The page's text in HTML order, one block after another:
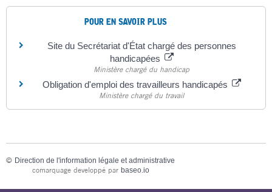
POUR EN SAVOIR PLUS
Site du Secrétariat d'État chargé des personnes
handicapées
Ministère chargé du handicap
Obligation d'emploi des travailleurs handicapés
Ministère chargé du travail
© Direction de l'information légale et administrative
comarquage developpé par baseo.io